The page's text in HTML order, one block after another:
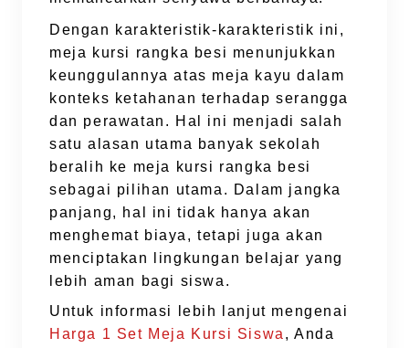
Dengan karakteristik-karakteristik ini,
meja kursi rangka besi menunjukkan
keunggulannya atas meja kayu dalam
konteks ketahanan terhadap serangga
dan perawatan. Hal ini menjadi salah
satu alasan utama banyak sekolah
beralih ke meja kursi rangka besi
sebagai pilihan utama. Dalam jangka
panjang, hal ini tidak hanya akan
menghemat biaya, tetapi juga akan
menciptakan lingkungan belajar yang
lebih aman bagi siswa.
Untuk informasi lebih lanjut mengenai
Harga 1 Set Meja Kursi Siswa , Anda